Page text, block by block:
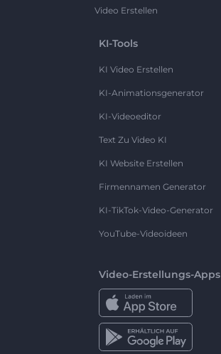
Video Erstellen
KI-Tools
KI Video Erstellen
KI-Animationsgenerator
KI-Videoeditor
Text Zu Video KI
KI Website Erstellen
Firmennamen Generator
KI-TikTok-Video-Generator
YouTube-Videoideen
Video-Erstellungs-Apps